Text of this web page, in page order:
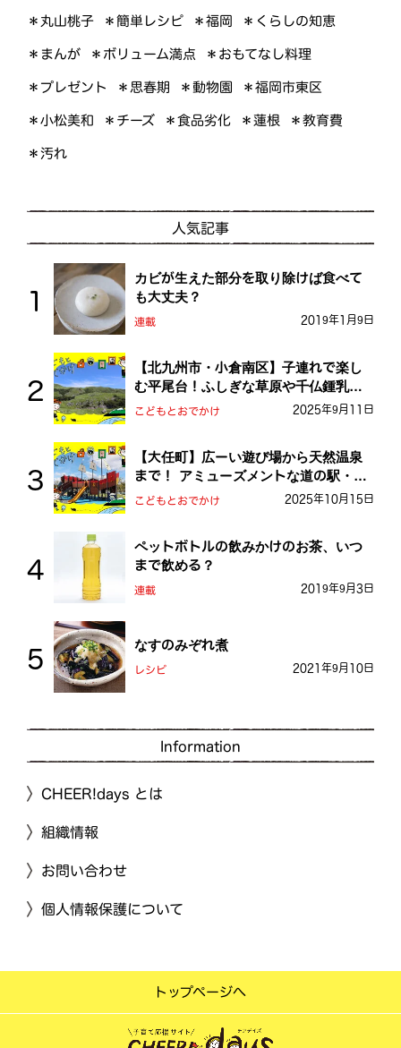
＊丸山桃子 ＊簡単レシピ ＊福岡 ＊くらしの知恵
＊まんが ＊ボリューム満点 ＊おもてなし料理
＊プレゼント ＊思春期 ＊動物園 ＊福岡市東区
＊小松美和 ＊チーズ ＊食品劣化 ＊蓮根 ＊教育費
＊汚れ
人気記事
カビが生えた部分を取り除けば食べて
も大丈夫？
連載 2019年1月9日
【北九州市・小倉南区】子連れで楽し
む平尾台！ふしぎな草原や千仏鍾乳洞
を探検しよう！
こどもとおでかけ 2025年9月11日
【大任町】広ーい遊び場から天然温泉
まで！ アミューズメントな道の駅・お
おとう桜街道
こどもとおでかけ 2025年10月15日
ペットボトルの飲みかけのお茶、いつ
まで飲める？
連載 2019年9月3日
なすのみぞれ煮
レシピ 2021年9月10日
Information
CHEER!days とは
組織情報
お問い合わせ
個人情報保護について
トップページへ